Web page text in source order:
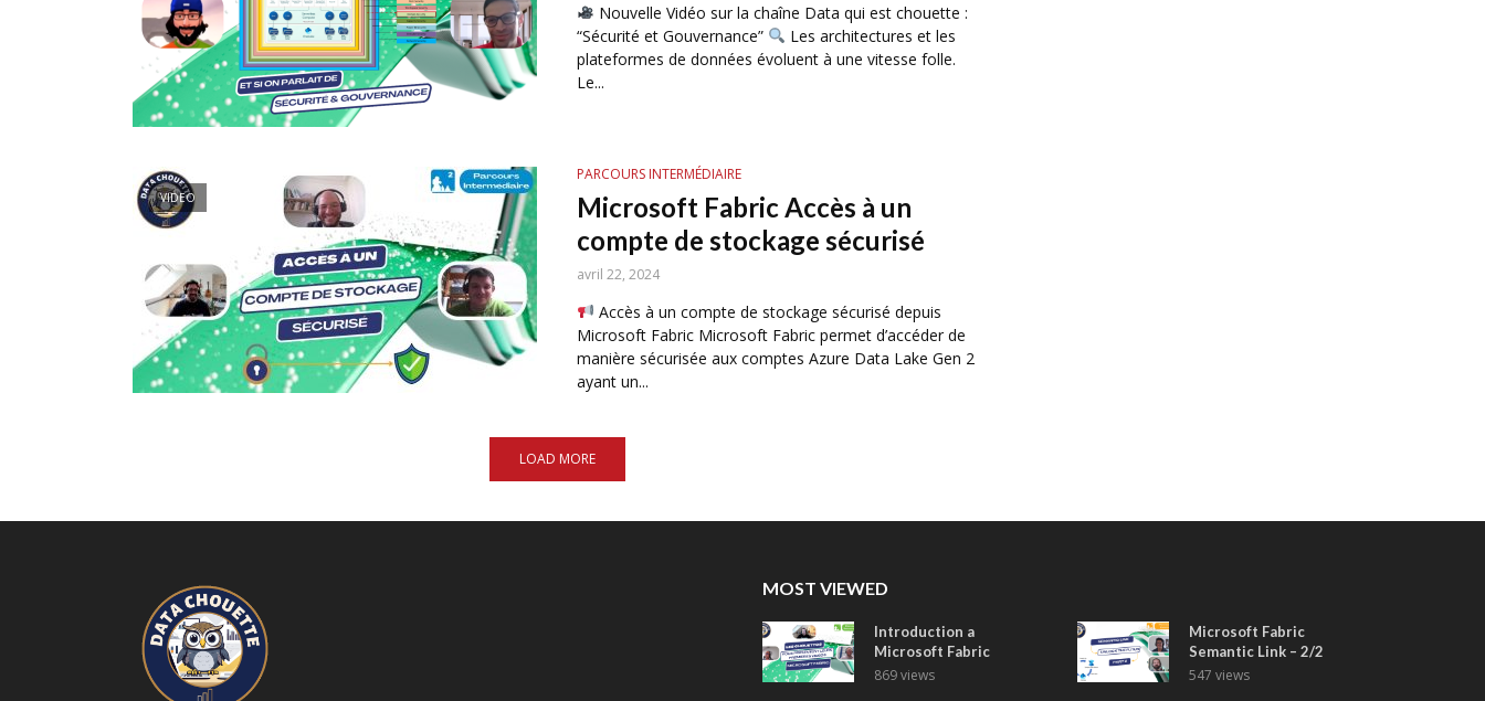
Nouvelle Vidéo sur la chaîne Data qui est chouette :
“Sécurité et Gouvernance”
Les architectures et les
plateformes de données évoluent à une vitesse folle.
Le...
VIDEO
PARCOURS INTERMÉDIAIRE
Microsoft Fabric Accès à un
compte de stockage sécurisé
avril 22, 2024
Accès à un compte de stockage sécurisé depuis
Microsoft Fabric Microsoft Fabric permet d’accéder de
manière sécurisée aux comptes Azure Data Lake Gen 2
ayant un...
LOAD MORE
MOST VIEWED
Introduction a
Microsoft Fabric
869 views
Microsoft Fabric
Semantic Link – 2/2
547 views